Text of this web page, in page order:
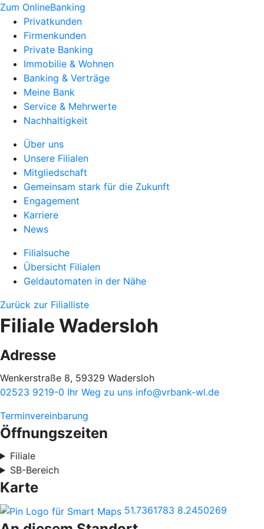
Zum OnlineBanking
Privatkunden
Firmenkunden
Private Banking
Immobilie & Wohnen
Banking & Verträge
Meine Bank
Service & Mehrwerte
Nachhaltigkeit
Über uns
Unsere Filialen
Mitgliedschaft
Gemeinsam stark für die Zukunft
Engagement
Karriere
News
Filialsuche
Übersicht Filialen
Geldautomaten in der Nähe
Zurück zur Filialliste
Filiale Wadersloh
Adresse
Wenkerstraße 8, 59329 Wadersloh
02523 9219-0 Ihr Weg zu uns info@vrbank-wl.de
Terminvereinbarung
Öffnungszeiten
Filiale
SB-Bereich
Karte
51.7361783 8.2450269